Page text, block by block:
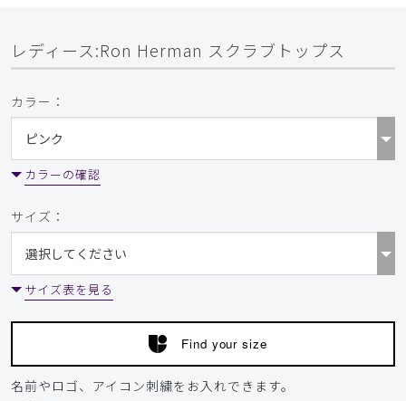
レディース:Ron Herman スクラブトップス
カラー：
カラーの確認
サイズ：
サイズ表を見る
Find your size
名前やロゴ、アイコン刺繍をお入れできます。